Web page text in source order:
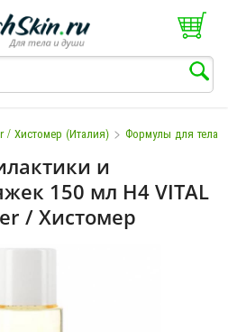
/ Хистомер (Италия) > Формулы для тела
и
150 мл Н4 VITAL
/ Хистомер
T V W